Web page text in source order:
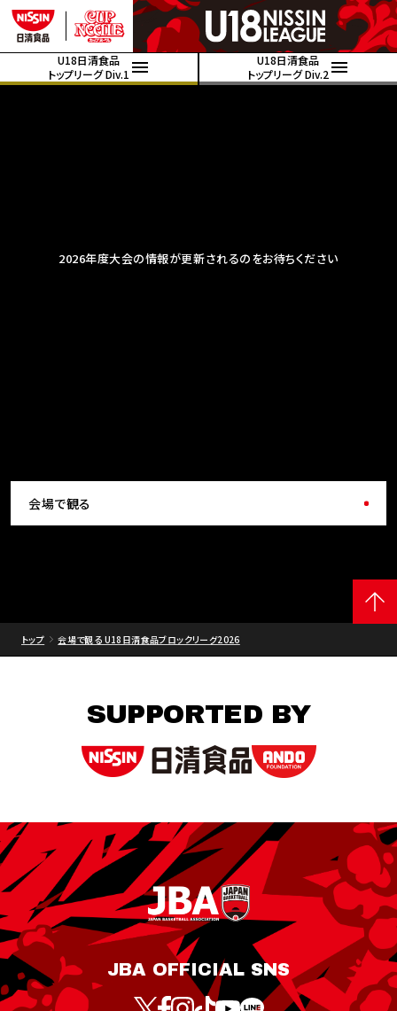
U18日清食品
トップリーグ Div.1
U18日清食品
トップリーグ Div.2
2026年度大会の情報が更新されるのをお待ちください
会場で観る
トップ 会場で観る U18日清食品ブロックリーグ2026
SUPPORTED BY
JBA OFFICIAL SNS